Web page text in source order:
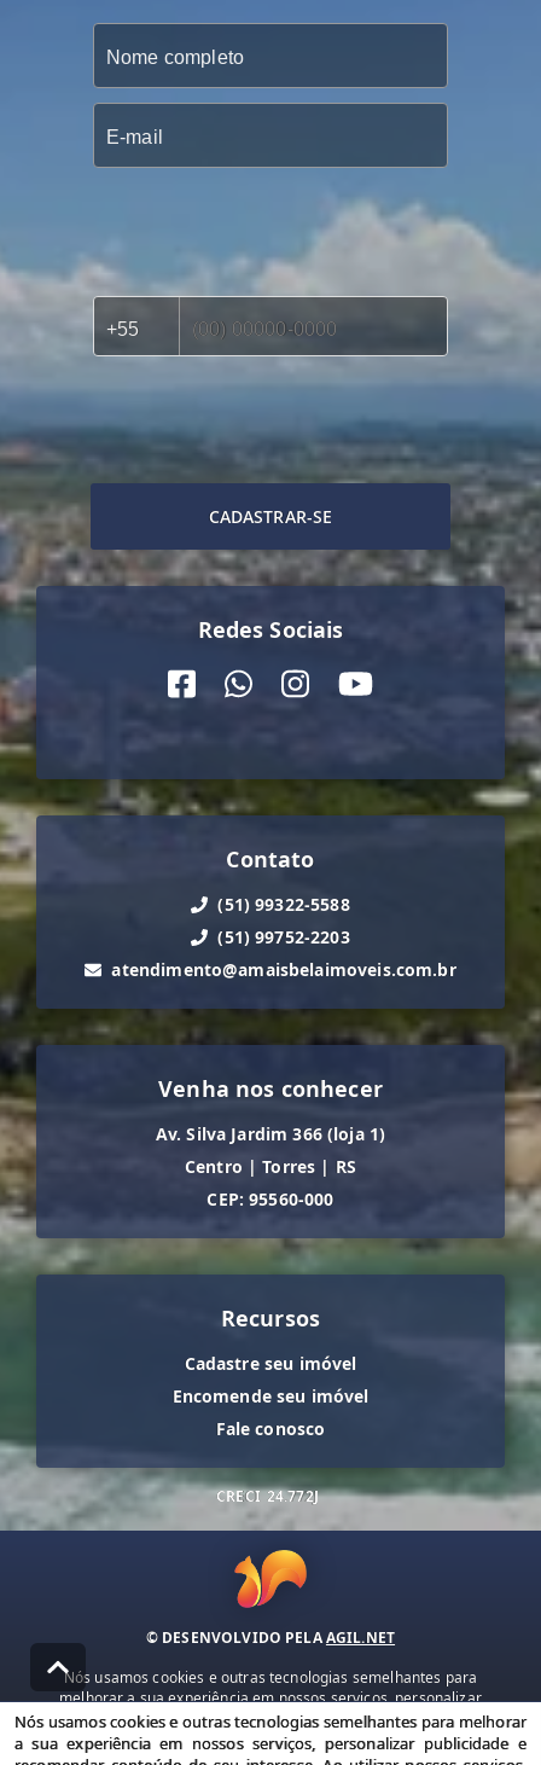
CADASTRAR-SE
Redes Sociais
Contato
(51) 99322-5588
(51) 99752-2203
atendimento@amaisbelaimoveis.com.br
Venha nos conhecer
Av. Silva Jardim 366 (loja 1)
Centro | Torres | RS
CEP: 95560-000
Recursos
Cadastre seu imóvel
Encomende seu imóvel
Fale conosco
CRECI 24.772J
© DESENVOLVIDO PELAAGIL.NET
Nós usamos cookies e outras tecnologias semelhantes para
melhorar a sua experiência em nossos serviços, personalizar
publicidade e recomendar conteúdo de seu interesse. Ao utilizar
nossos serviços, você concorda com nossa política de privacidade e
termos de uso.
Nós usamos cookies e outras tecnologias semelhantes para melhorar
a sua experiência em nossos serviços, personalizar publicidade e